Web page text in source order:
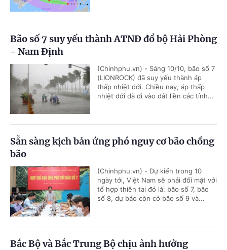
Bão số 7 suy yếu thành ATNĐ đổ bộ Hải Phòng
- Nam Định
(Chinhphu.vn) - Sáng 10/10, bão số 7
(LIONROCK) đã suy yếu thành áp
thấp nhiệt đới. Chiều nay, áp thấp
nhiệt đới đã đi vào đất liền các tỉnh...
Sẵn sàng kịch bản ứng phó nguy cơ bão chồng
bão
(Chinhphu.vn) - Dự kiến trong 10
ngày tới, Việt Nam sẽ phải đối mặt với
tổ hợp thiên tai đó là: bão số 7, bão
số 8, dự báo còn có bão số 9 và...
Bắc Bộ và Bắc Trung Bộ chịu ảnh hưởng